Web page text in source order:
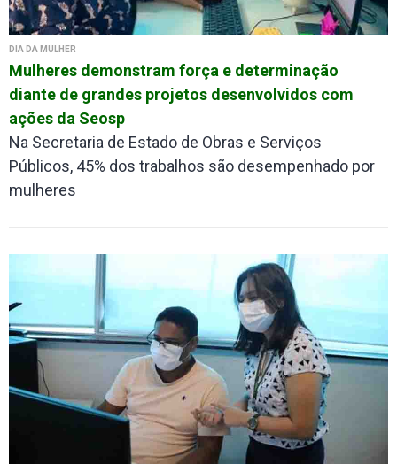
DIA DA MULHER
Mulheres demonstram força e determinação
diante de grandes projetos desenvolvidos com
ações da Seosp
Na Secretaria de Estado de Obras e Serviços
Públicos, 45% dos trabalhos são desempenhado por
mulheres